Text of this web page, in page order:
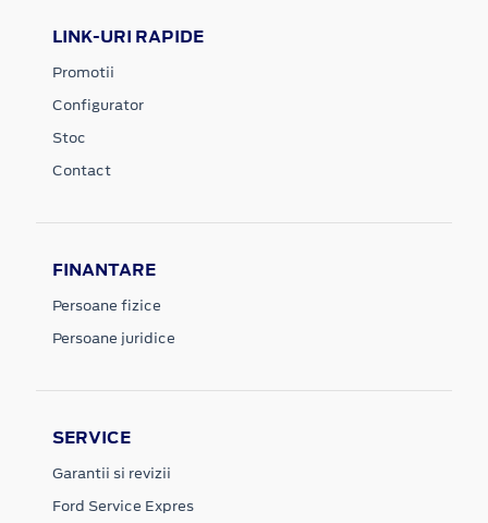
LINK-URI RAPIDE
Promotii
Configurator
Stoc
Contact
FINANTARE
Persoane fizice
Persoane juridice
SERVICE
Garantii si revizii
Ford Service Expres